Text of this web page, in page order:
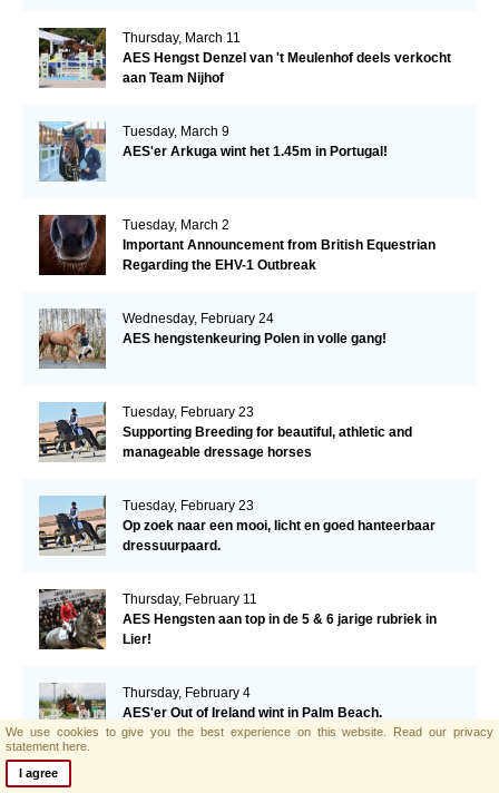
Thursday, March 11
AES Hengst Denzel van 't Meulenhof deels verkocht
aan Team Nijhof
Tuesday, March 9
AES'er Arkuga wint het 1.45m in Portugal!
Tuesday, March 2
Important Announcement from British Equestrian
Regarding the EHV-1 Outbreak
Wednesday, February 24
AES hengstenkeuring Polen in volle gang!
Tuesday, February 23
Supporting Breeding for beautiful, athletic and
manageable dressage horses
Tuesday, February 23
Op zoek naar een mooi, licht en goed hanteerbaar
dressuurpaard.
Thursday, February 11
AES Hengsten aan top in de 5 & 6 jarige rubriek in
Lier!
Thursday, February 4
AES'er Out of Ireland wint in Palm Beach.
We use cookies to give you the best experience on this website. Read our privacy
statement here.
I agree